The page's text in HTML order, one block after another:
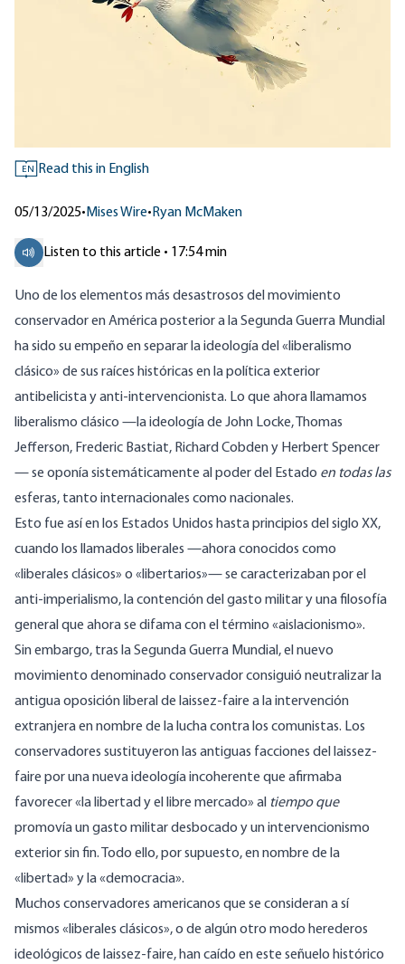
EN Read this in English
05/13/2025• Mises Wire• Ryan McMaken
Listen to this article • 17:54 min
Uno de los elementos más desastrosos del movimiento
conservador en América posterior a la Segunda Guerra Mundial
ha sido su empeño en separar la ideología del «liberalismo
clásico» de sus raíces históricas en la política exterior
antibelicista y anti-intervencionista. Lo que ahora llamamos
liberalismo clásico —la ideología de John Locke, Thomas
Jefferson, Frederic Bastiat, Richard Cobden y Herbert Spencer
— se oponía sistemáticamente al poder del Estado en todas las
esferas, tanto internacionales como nacionales.
Esto fue así en los Estados Unidos hasta principios del siglo XX,
cuando los llamados liberales —ahora conocidos como
«liberales clásicos» o «libertarios»— se caracterizaban por el
anti-imperialismo, la contención del gasto militar y una filosofía
general que ahora se difama con el término «aislacionismo».
Sin embargo, tras la Segunda Guerra Mundial, el nuevo
movimiento denominado conservador consiguió neutralizar la
antigua oposición liberal de laissez-faire a la intervención
extranjera en nombre de la lucha contra los comunistas. Los
conservadores sustituyeron las antiguas facciones del laissez-
faire por una nueva ideología incoherente que afirmaba
favorecer «la libertad y el libre mercado» al tiempo que
promovía un gasto militar desbocado y un intervencionismo
exterior sin fin. Todo ello, por supuesto, en nombre de la
«libertad» y la «democracia».
Muchos conservadores americanos que se consideran a sí
mismos «liberales clásicos», o de algún otro modo herederos
ideológicos de laissez-faire, han caído en este señuelo histórico